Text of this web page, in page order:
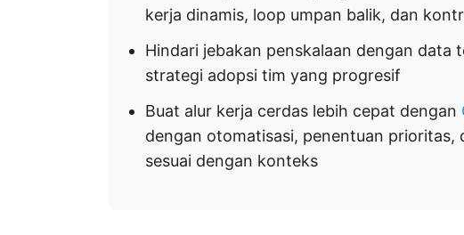
kerja dinamis, loop umpan balik, dan
Hindari jebakan penskalaan dengan
strategi adopsi tim yang progresif
Buat alur kerja cerdas lebih cepat dengan
dengan otomatisasi, penentuan prioritas,
sesuai dengan konteks